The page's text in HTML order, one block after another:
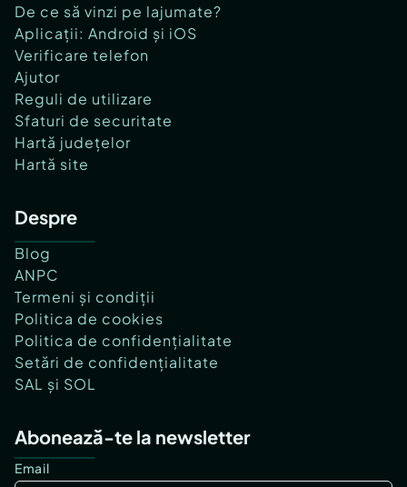
De ce să vinzi pe lajumate?
Aplicații: Android și iOS
Verificare telefon
Ajutor
Reguli de utilizare
Sfaturi de securitate
Hartă județelor
Hartă site
Despre
Blog
ANPC
Termeni și condiții
Politica de cookies
Politica de confidențialitate
Setări de confidențialitate
SAL și SOL
Abonează-te la newsletter
Email